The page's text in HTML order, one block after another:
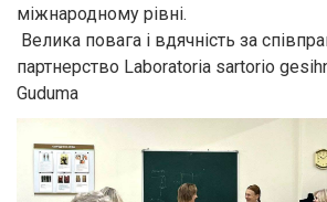
міжнародному рівні.
Велика повага і вдячність за
партнерство Laboratoria sartorio
Guduma